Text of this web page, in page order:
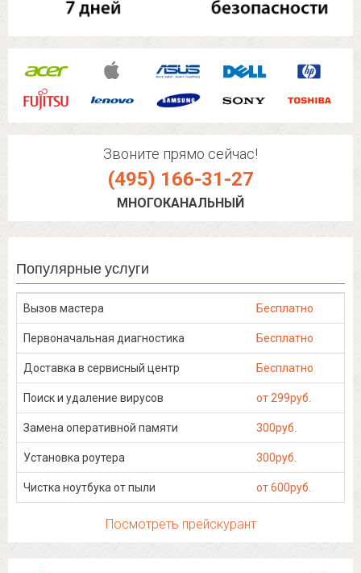
Звоните прямо сейчас!
(495) 166-31-27
МНОГОКАНАЛЬНЫЙ
Популярные услуги
Вызов мастера Бесплатно
Первоначальная диагностика Бесплатно
Доставка в сервисный центр Бесплатно
Поиск и удаление вирусов от 299руб.
Замена оперативной памяти 300руб.
Установка роутера 300руб.
Чистка ноутбука от пыли от 600руб.
Посмотреть прейскурант